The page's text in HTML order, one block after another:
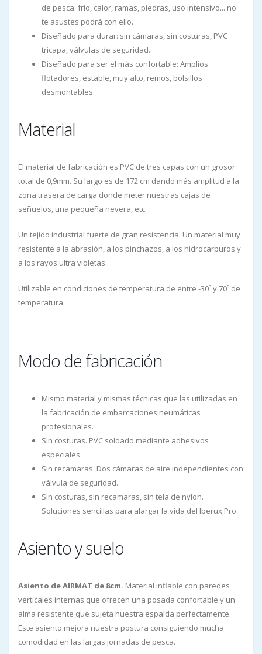
de pesca: frio, calor, ramas, piedras, uso intensivo... no
te asustes podrá con ello.
Diseñado para durar: sin cámaras, sin costuras, PVC
tricapa, válvulas de seguridad.
Diseñado para ser el más confortable: Amplios
flotadores, estable, muy alto, remos, bolsillos
desmontables.
Material
El material de fabricación es PVC de tres capas con un grosor
total de 0,9mm. Su largo es de 172 cm dando más amplitud a la
zona trasera de carga donde meter nuestras cajas de
señuelos, una pequeña nevera, etc.
Un tejido industrial fuerte de gran resistencia. Un material muy
resistente a la abrasión, a los pinchazos, a los hidrocarburos y
a los rayos ultra violetas.
Utilizable en condiciones de temperatura de entre -30º y 70º de
temperatura.
Modo de fabricación
Mismo material y mismas técnicas que las utilizadas en
la fabricación de embarcaciones neumáticas
profesionales.
Sin costuras. PVC soldado mediante adhesivos
especiales.
Sin recamaras. Dos cámaras de aire independientes con
válvula de seguridad.
Sin costuras, sin recamaras, sin tela de nylon.
Soluciones sencillas para alargar la vida del Iberux Pro.
Asiento y suelo
Asiento de AIRMAT de 8cm. Material inflable con paredes
verticales internas que ofrecen una posada confortable y un
alma resistente que sujeta nuestra espalda perfectamente.
Este asiento mejora nuestra postura consiguiendo mucha
comodidad en las largas jornadas de pesca.